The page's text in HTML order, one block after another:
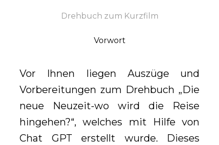
Drehbuch zum Kurzfilm
Vorwort
Vor Ihnen liegen Auszüge und
Vorbereitungen zum Drehbuch „Die
neue Neuzeit-wo wird die Reise
hingehen?“, welches mit Hilfe von
Chat GPT erstellt wurde. Dieses